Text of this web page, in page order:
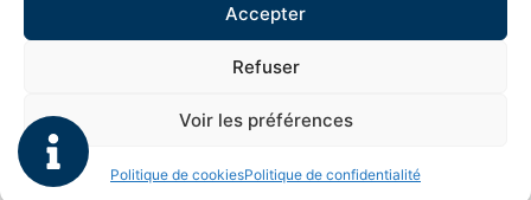
Accepter
Refuser
Voir les préférences
Politique de cookiesPolitique de confidentialité
Mentions légales
Politique de confidentialité
Plan du site